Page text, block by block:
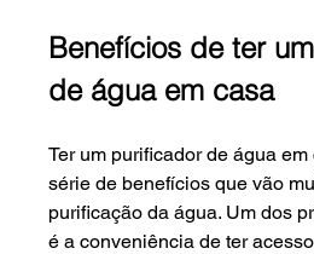
Benefícios de ter
de água em casa
Ter um purificador de água
série de benefícios que vão
purificação da água. Um dos
é a conveniência de ter